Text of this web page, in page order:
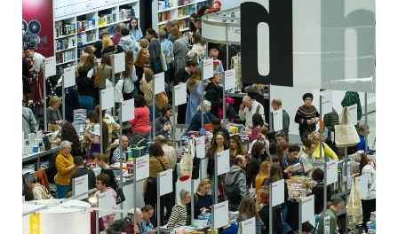
联系方式
ВКОНТАКТЕ TELEGRAM
RUSSIAN ENGLISH CHINESE